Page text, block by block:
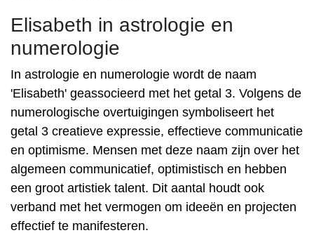
Elisabeth in astrologie en
numerologie
In astrologie en numerologie wordt de naam
'Elisabeth' geassocieerd met het getal 3. Volgens de
numerologische overtuigingen symboliseert het
getal 3 creatieve expressie, effectieve communicatie
en optimisme. Mensen met deze naam zijn over het
algemeen communicatief, optimistisch en hebben
een groot artistiek talent. Dit aantal houdt ook
verband met het vermogen om ideeën en projecten
effectief te manifesteren.